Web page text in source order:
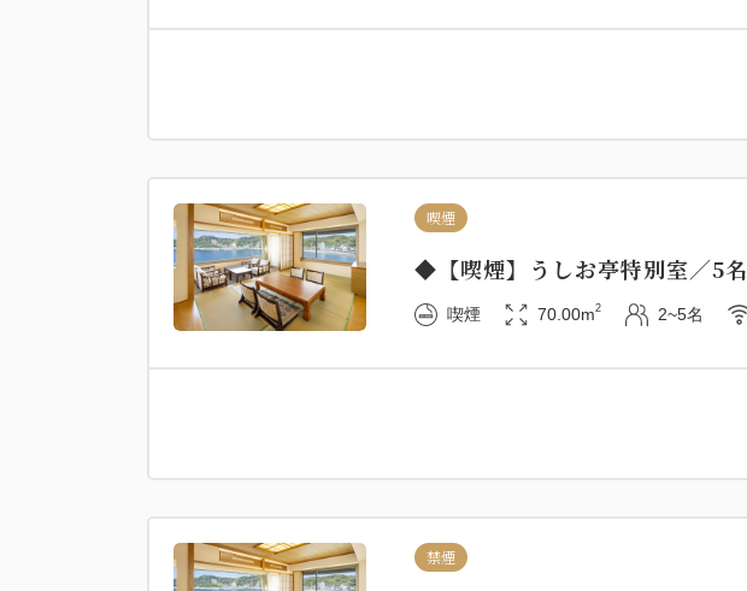
喫煙
◆【喫煙】うしお亭特別室／5
喫煙 70.00m2 2~5名
禁煙